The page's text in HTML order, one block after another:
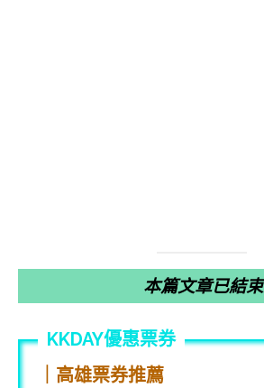
本篇文章已結束
｜高雄票券推薦